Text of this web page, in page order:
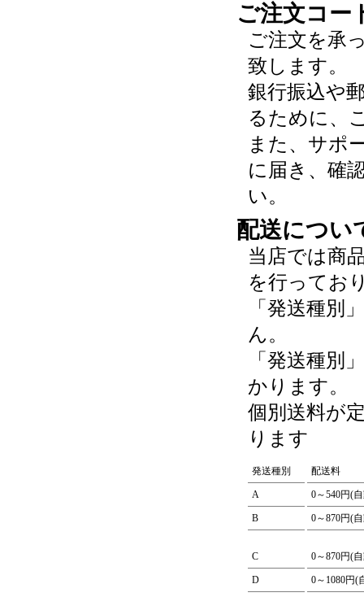
ご注文コー
ご注文を承
致します。
銀行振込や
るために、
また、サポ
に届き、確
い。
配送につい
当店では商
を行ってお
「発送種別
ん。
「発送種別
かります。
個別送料が
ります
発送種別 配送料
A 0～540円(
B 0～870円(
C 0～870円(
D 0～1080円(